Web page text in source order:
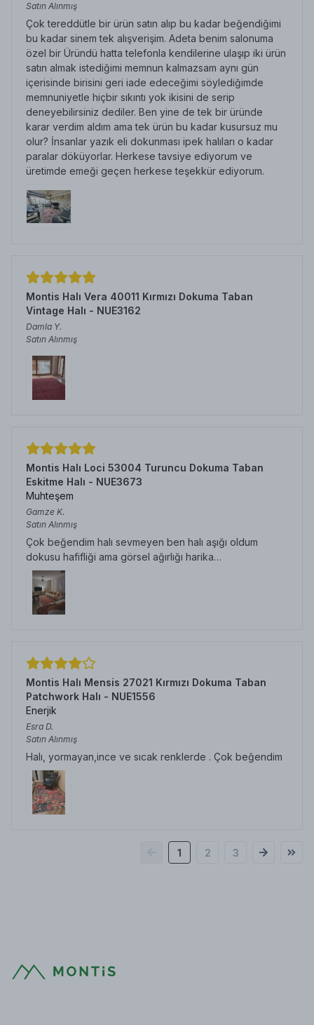
Satın Alınmış
Çok tereddütle bir ürün satın alıp bu kadar beğendiğimi
bu kadar sinem tek alışverişim. Adeta benim salonuma
özel bir Üründü hatta telefonla kendilerine ulaşıp iki ürün
satın almak istediğimi memnun kalmazsam aynı gün
içerisinde birisini geri iade edeceğimi söylediğimde
memnuniyetle hiçbir sıkıntı yok ikisini de serip
deneyebilirsiniz dediler. Ben yine de tek bir üründe
karar verdim aldım ama tek ürün bu kadar kusursuz mu
olur? İnsanlar yazık eli dokunması ipek halıları o kadar
paralar döküyorlar. Herkese tavsiye ediyorum ve
üretimde emeği geçen herkese teşekkür ediyorum.
Montis Halı Vera 40011 Kırmızı Dokuma Taban
Vintage Halı - NUE3162
Damla Y.
Satın Alınmış
Montis Halı Loci 53004 Turuncu Dokuma Taban
Eskitme Halı - NUE3673
Muhteşem
Gamze K.
Satın Alınmış
Çok beğendim halı sevmeyen ben halı aşığı oldum
dokusu hafifliği ama görsel ağırlığı harika…
Montis Halı Mensis 27021 Kırmızı Dokuma Taban
Patchwork Halı - NUE1556
Enerjik
Esra D.
Satın Alınmış
Halı, yormayan,ince ve sıcak renklerde . Çok beğendim
1 2 3